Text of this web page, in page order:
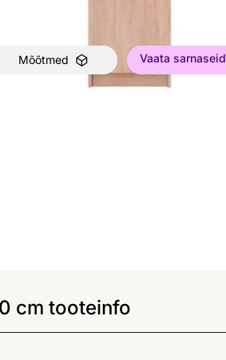
Mõõtmed Vaata sarnaseid
cm tooteinfo